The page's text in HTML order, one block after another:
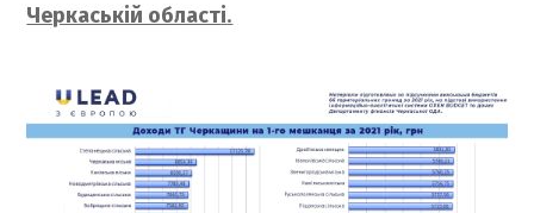
Черкаській області.